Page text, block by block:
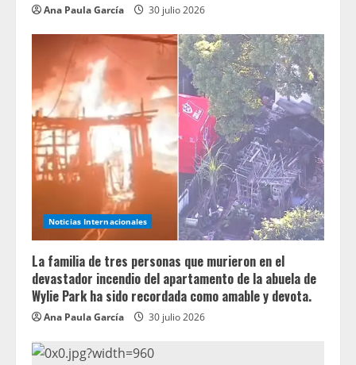
Ana Paula García 30 julio 2026
Noticias Internacionales
La familia de tres personas que murieron en el
devastador incendio del apartamento de la abuela de
Wylie Park ha sido recordada como amable y devota.
Ana Paula García 30 julio 2026